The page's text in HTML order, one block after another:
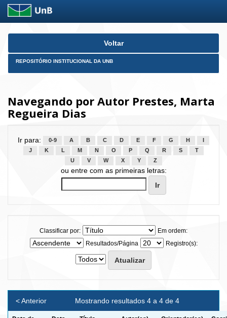
Skip
Voltar
REPOSITÓRIO INSTITUCIONAL DA UNB
Navegando por Autor Prestes, Marta
Regueira Dias
Ir para: 0-9 A B C D E F G H
J
K L M N O P Q R S
T
U
V W X Y Z
ou entre com as primeiras letras:
Classificar por:
Em ordem:
Resultados/Página
Registro(s):
Mostrando resultados 4 a 4 de 4
< Anterior